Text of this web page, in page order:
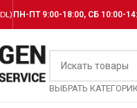
ПН-ПТ 9:00-18:00, СБ 10:00-
ВЫБРАТЬ